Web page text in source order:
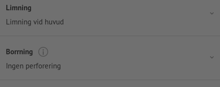
Limning
Limning vid huvud
Borrning
Ingen perforering